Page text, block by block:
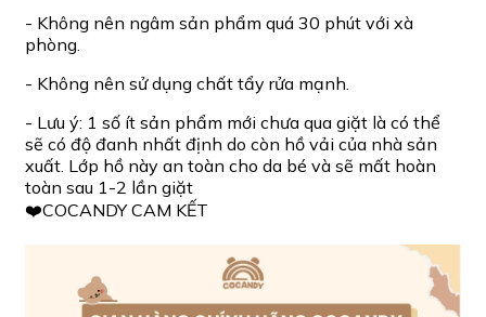
- Không nên ngâm sản phẩm quá 30 phút với xà
phòng.
- Không nên sử dụng chất tẩy rửa mạnh.
- Lưu ý: 1 số ít sản phẩm mới chưa qua giặt là có thể
sẽ có độ đanh nhất định do còn hồ vải của nhà sản
xuất. Lớp hồ này an toàn cho da bé và sẽ mất hoàn
toàn sau 1-2 lần giặt
❤️COCANDY CAM KẾT